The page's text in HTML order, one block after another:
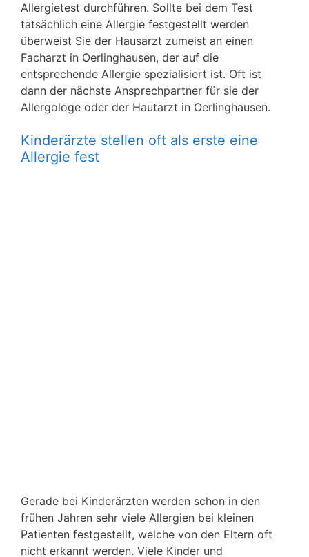
Allergietest durchführen. Sollte bei dem Test
tatsächlich eine Allergie festgestellt werden
überweist Sie der Hausarzt zumeist an einen
Facharzt in Oerlinghausen, der auf die
entsprechende Allergie spezialisiert ist. Oft ist
dann der nächste Ansprechpartner für sie der
Allergologe oder der Hautarzt in Oerlinghausen.
Kinderärzte stellen oft als erste eine
Allergie fest
Gerade bei Kinderärzten werden schon in den
frühen Jahren sehr viele Allergien bei kleinen
Patienten festgestellt, welche von den Eltern oft
nicht erkannt werden. Viele Kinder und